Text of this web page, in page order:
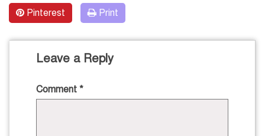
Pinterest Print
Leave a Reply
Comment *